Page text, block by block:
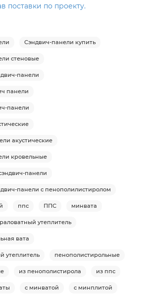
поставки по проекту.
Сэндвич-панели купить
стеновые
панели
панели
панели
акустические
кровельные
панели
панели с пенополилистиролом
ппс ППС минвата
утеплитель
вата
утеплитель пенополистирольные
из пенополистирола из ппс
с минватой с минплитой